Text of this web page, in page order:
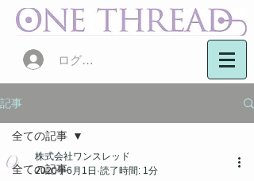
ログイン
記事
全ての記事
全ての記事
株式会社ワンスレッド
2020年6月1日 読了時間: 1分